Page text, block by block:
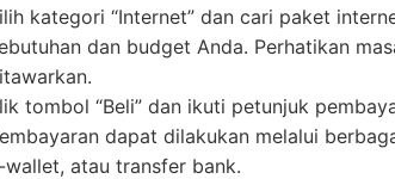
kategori “Internet” dan cari paket
dan budget Anda. Perhatikan
tombol “Beli” dan ikuti petunjuk
dapat dilakukan melalui
wallet, atau transfer bank.